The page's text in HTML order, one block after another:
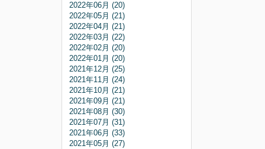
2022年06月 (20)
2022年05月 (21)
2022年04月 (21)
2022年03月 (22)
2022年02月 (20)
2022年01月 (20)
2021年12月 (25)
2021年11月 (24)
2021年10月 (21)
2021年09月 (21)
2021年08月 (30)
2021年07月 (31)
2021年06月 (33)
2021年05月 (27)